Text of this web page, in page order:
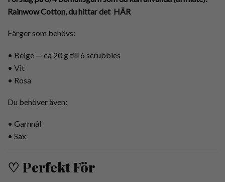
Rainwow Cotton, du hittar det HÄR
Färger som behövs:
• Beige — ca 20 g till 6 scrubbies
• Vit
• Rosa
Du behöver även:
• Garnnål
• Sax
♡ Perfekt För